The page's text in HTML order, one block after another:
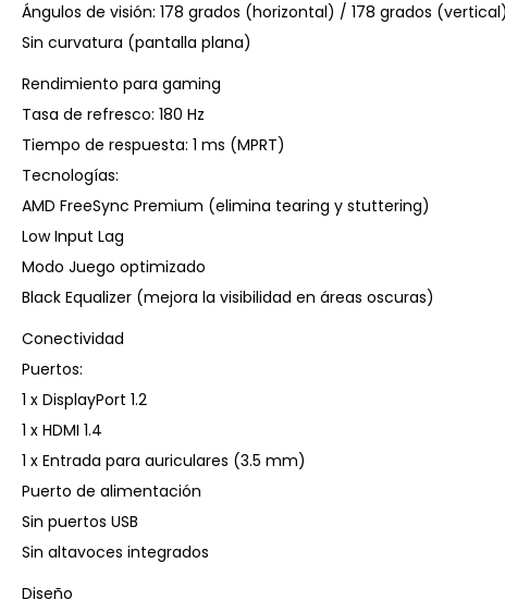
Ángulos de visión: 178 grados (horizontal) / 178 grados (vertical)
Sin curvatura (pantalla plana)
Rendimiento para gaming
Tasa de refresco: 180 Hz
Tiempo de respuesta: 1 ms (MPRT)
Tecnologías:
AMD FreeSync Premium (elimina tearing y stuttering)
Low Input Lag
Modo Juego optimizado
Black Equalizer (mejora la visibilidad en áreas oscuras)
Conectividad
Puertos:
1 x DisplayPort 1.2
1 x HDMI 1.4
1 x Entrada para auriculares (3.5 mm)
Puerto de alimentación
Sin puertos USB
Sin altavoces integrados
Diseño